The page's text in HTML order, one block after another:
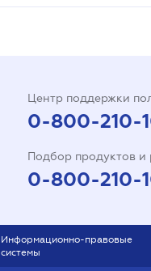
Центр поддержки
0-800-210-
Подбор продуктов и
0-800-210-
Информационно-правовые
системы